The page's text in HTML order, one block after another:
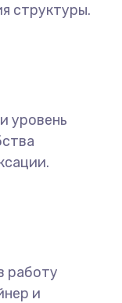
структуры.
уровень
работу
и